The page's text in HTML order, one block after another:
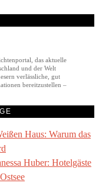
das aktuelle
und der Welt
verlässliche, gut
bereitzustellen –
Haus: Warum das
Huber: Hotelgäste